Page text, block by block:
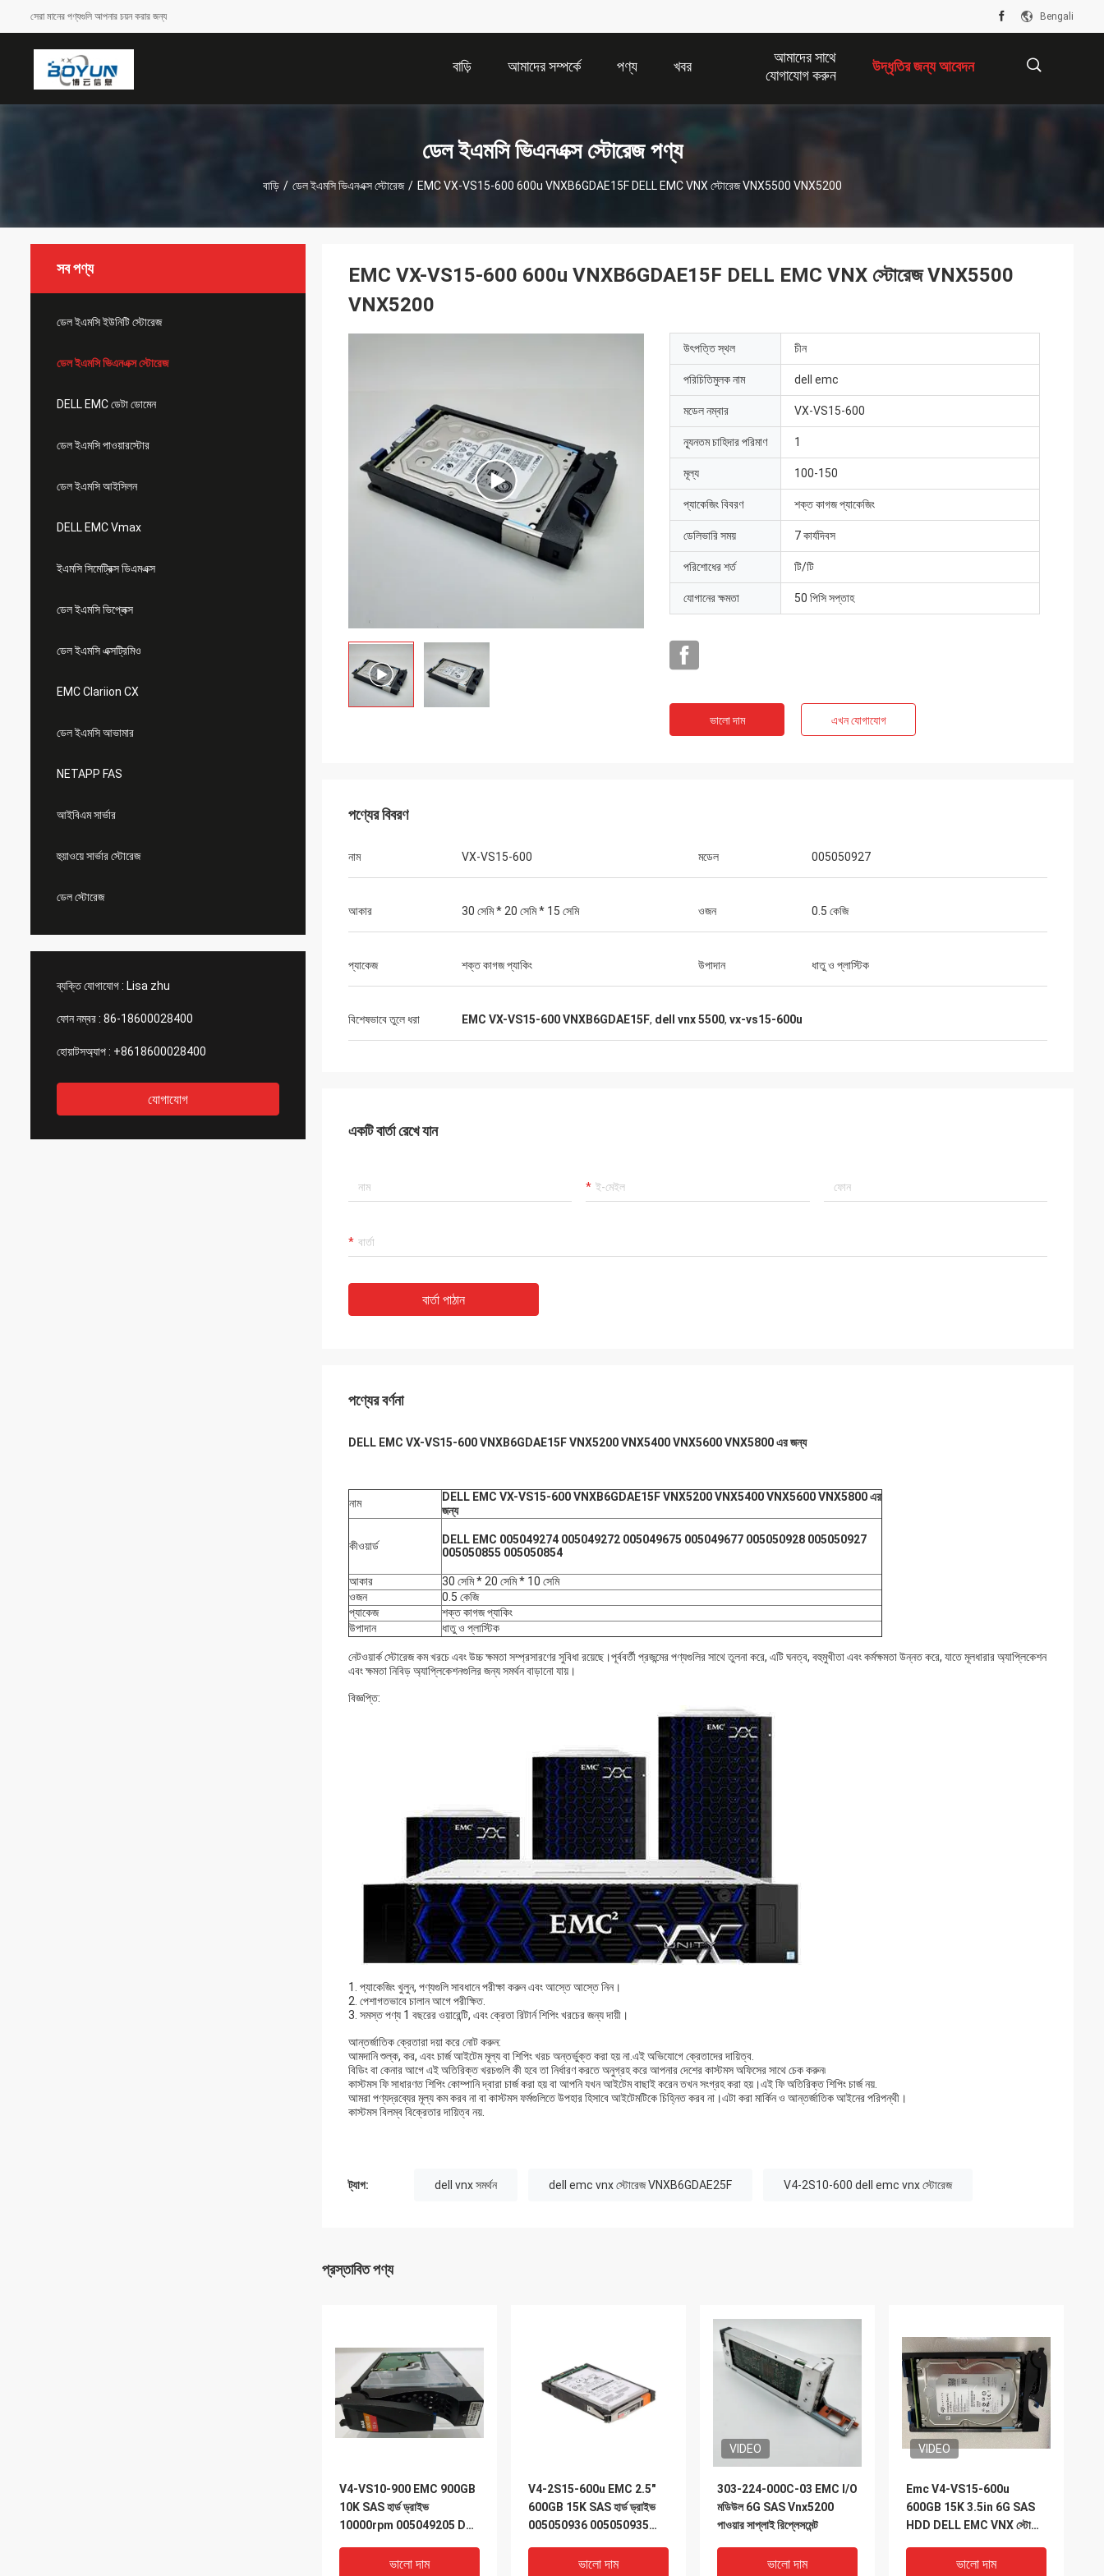
সেরা মানের পণ্যগুলি আপনার চয়ন করার জন্য Bengali
বাড়ি আমাদের সম্পর্কে পণ্য খবর
আমাদের সাথে
যোগাযোগ করুন
উদ্ধৃতির জন্য আবেদন
ডেল ইএমসি ভিএনএক্স স্টোরেজ পণ্য
বাড়ি / ডেল ইএমসি ভিএনএক্স স্টোরেজ / EMC VX-VS15-600 600u VNXB6GDAE15F DELL EMC VNX স্টোরেজ VNX5500 VNX5200
সব পণ্য
ডেল ইএমসি ইউনিটি স্টোরেজ
ডেল ইএমসি ভিএনএক্স স্টোরেজ
DELL EMC ডেটা ডোমেন
ডেল ইএমসি পাওয়ারস্টোর
ডেল ইএমসি আইসিলন
DELL EMC Vmax
ইএমসি সিমেট্রিক্স ডিএমএক্স
ডেল ইএমসি ভিপ্লেক্স
ডেল ইএমসি এক্সট্রিমিও
EMC Clariion CX
ডেল ইএমসি আভামার
NETAPP FAS
আইবিএম সার্ভার
হুয়াওয়ে সার্ভার স্টোরেজ
ডেল স্টোরেজ
ব্যক্তি যোগাযোগ : Lisa zhu
ফোন নম্বর : 86-18600028400
হোয়াটসঅ্যাপ : +8618600028400
যোগাযোগ
EMC VX-VS15-600 600u VNXB6GDAE15F DELL EMC VNX স্টোরেজ VNX5500
VNX5200
উৎপত্তি স্থল চীন
পরিচিতিমুলক নাম dell emc
মডেল নম্বার VX-VS15-600
ন্যূনতম চাহিদার পরিমাণ 1
মূল্য 100-150
প্যাকেজিং বিবরণ শক্ত কাগজ প্যাকেজিং
ডেলিভারি সময় 7 কার্যদিবস
পরিশোধের শর্ত টি/টি
যোগানের ক্ষমতা 50 পিসি সপ্তাহ
ভালো দাম এখন যোগাযোগ
পণ্যের বিবরণ
নাম VX-VS15-600 মডেল 005050927
আকার 30 সেমি * 20 সেমি * 15 সেমি ওজন 0.5 কেজি
প্যাকেজ শক্ত কাগজ প্যাকিং উপাদান ধাতু ও প্লাস্টিক
বিশেষভাবে তুলে ধরা EMC VX-VS15-600 VNXB6GDAE15F, dell vnx 5500, vx-vs15-600u
একটি বার্তা রেখে যান
বার্তা পাঠান
পণ্যের বর্ণনা
DELL EMC VX-VS15-600 VNXB6GDAE15F VNX5200 VNX5400 VNX5600 VNX5800 এর জন্য
নাম
DELL EMC VX-VS15-600 VNXB6GDAE15F VNX5200 VNX5400 VNX5600 VNX5800 এর
জন্য
কীওয়ার্ড
DELL EMC 005049274 005049272 005049675 005049677 005050928 005050927
005050855 005050854
আকার
30 সেমি * 20 সেমি * 10 সেমি
ওজন
0.5 কেজি
প্যাকেজ
শক্ত কাগজ প্যাকিং
উপাদান
ধাতু ও প্লাস্টিক
নেটওয়ার্ক স্টোরেজ কম খরচে এবং উচ্চ ক্ষমতা সম্প্রসারণের সুবিধা রয়েছে।পূর্ববর্তী প্রজন্মের পণ্যগুলির সাথে তুলনা করে, এটি ঘনত্ব, বহুমুখীতা এবং কর্মক্ষমতা উন্নত করে, যাতে মূলধারার অ্যাপ্লিকেশন
এবং ক্ষমতা নিবিড় অ্যাপ্লিকেশনগুলির জন্য সমর্থন বাড়ানো যায়।
বিজ্ঞপ্তি:
1. প্যাকেজিং খুলুন, পণ্যগুলি সাবধানে পরীক্ষা করুন এবং আস্তে আস্তে নিন।
2. পেশাগতভাবে চালান আগে পরীক্ষিত.
3. সমস্ত পণ্য 1 বছরের ওয়ারেন্টি, এবং ক্রেতা রিটার্ন শিপিং খরচের জন্য দায়ী।
আন্তর্জাতিক ক্রেতারা দয়া করে নোট করুন:
আমদানি শুল্ক, কর, এবং চার্জ আইটেম মূল্য বা শিপিং খরচ অন্তর্ভুক্ত করা হয় না.এই অভিযোগে ক্রেতাদের দায়িত্ব.
বিডিং বা কেনার আগে এই অতিরিক্ত খরচগুলি কী হবে তা নির্ধারণ করতে অনুগ্রহ করে আপনার দেশের কাস্টমস অফিসের সাথে চেক করুন৷
কাস্টমস ফি সাধারণত শিপিং কোম্পানি দ্বারা চার্জ করা হয় বা আপনি যখন আইটেম বাছাই করেন তখন সংগ্রহ করা হয়।এই ফি অতিরিক্ত শিপিং চার্জ নয়.
আমরা পণ্যদ্রব্যের মূল্য কম করব না বা কাস্টমস ফর্মগুলিতে উপহার হিসাবে আইটেমটিকে চিহ্নিত করব না।এটা করা মার্কিন ও আন্তর্জাতিক আইনের পরিপন্থী।
কাস্টমস বিলম্ব বিক্রেতার দায়িত্ব নয়.
ট্যাগ: dell vnx সমর্থন dell emc vnx স্টোরেজ VNXB6GDAE25F V4-2S10-600 dell emc vnx স্টোরেজ
প্রস্তাবিত পণ্য
V4-VS10-900 EMC 900GB
10K SAS হার্ড ড্রাইভ
10000rpm 005049205 Dell
ভালো দাম
V4-2S15-600u EMC 2.5″
600GB 15K SAS হার্ড ড্রাইভ
005050936 005050935
ভালো দাম
VIDEO
303-224-000C-03 EMC I/O
মডিউল 6G SAS Vnx5200
পাওয়ার সাপ্লাই রিপ্লেসমেন্ট
ভালো দাম
VIDEO
Emc V4-VS15-600u
600GB 15K 3.5in 6G SAS
HDD DELL EMC VNX স্টোরেজ
ভালো দাম